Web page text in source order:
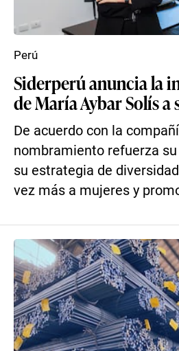
Siderperú anuncia la
de María Aybar Solís
De acuerdo con la
nombramiento refuerza
su estrategia de
vez más a mujeres y
Perú